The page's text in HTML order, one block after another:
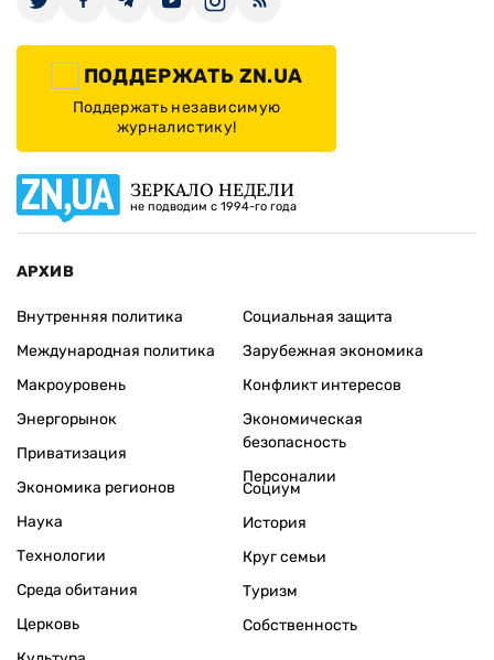
ПОДДЕРЖАТЬ ZN.UA
Поддержать независимую
журналистику!
ЗЕРКАЛО НЕДЕЛИ
не подводим с 1994-го года
АРХИВ
Внутренняя политика
Международная политика
Макроуровень
Энергорынок
Приватизация
Экономика регионов
Социальная защита
Зарубежная экономика
Конфликт интересов
Экономическая
безопасность
Персоналии
Наука
Технологии
Среда обитания
Церковь
Социум
История
Круг семьи
Туризм
Собственность